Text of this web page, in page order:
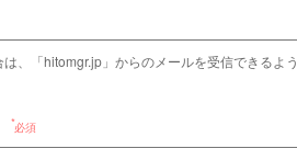
、「hitomgr.jp」からのメールを受信できるよ
必須